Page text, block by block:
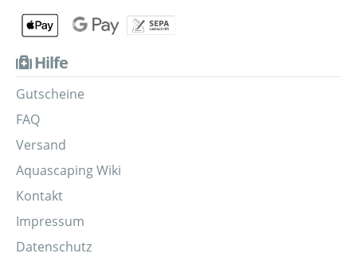
Hilfe
Gutscheine
FAQ
Versand
Aquascaping Wiki
Kontakt
Impressum
Datenschutz